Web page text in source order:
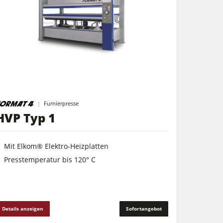
Furnierpresse
Typ 1
Mit Elkom® Elektro-Heizplatten
Presstemperatur bis 120° C
Details anzeigen Sofortangebot